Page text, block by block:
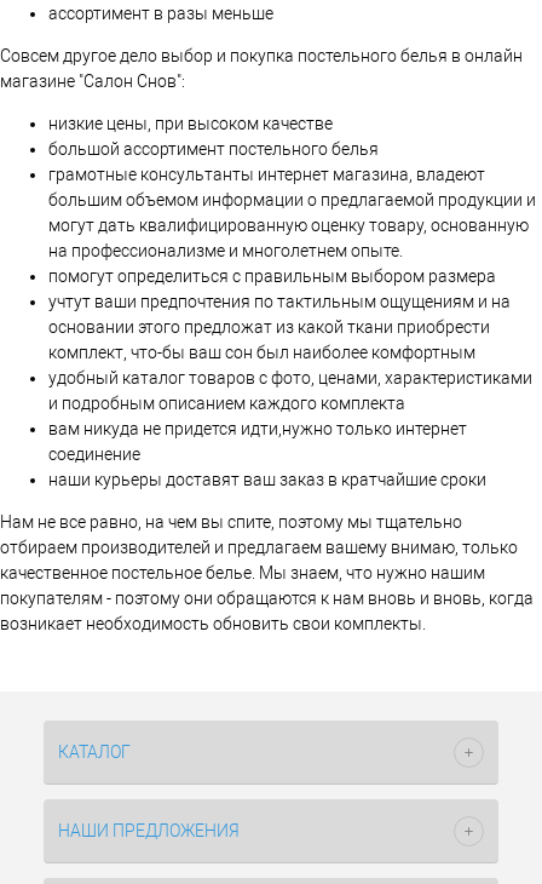
ассортимент в разы меньше
Совсем другое дело выбор и покупка постельного белья в онлайн
магазине "Салон Снов":
низкие цены, при высоком качестве
большой ассортимент постельного белья
грамотные консультанты интернет магазина, владеют
большим объемом информации о предлагаемой продукции и
могут дать квалифицированную оценку товару, основанную
на профессионализме и многолетнем опыте.
помогут определиться с правильным выбором размера
учтут ваши предпочтения по тактильным ощущениям и на
основании этого предложат из какой ткани приобрести
комплект, что-бы ваш сон был наиболее комфортным
удобный каталог товаров с фото, ценами, характеристиками
и подробным описанием каждого комплекта
вам никуда не придется идти,нужно только интернет
соединение
наши курьеры доставят ваш заказ в кратчайшие сроки
Нам не все равно, на чем вы спите, поэтому мы тщательно
отбираем производителей и предлагаем вашему внимаю, только
качественное постельное белье. Мы знаем, что нужно нашим
покупателям - поэтому они обращаются к нам вновь и вновь, когда
возникает необходимость обновить свои комплекты.
КАТАЛОГ
НАШИ ПРЕДЛОЖЕНИЯ